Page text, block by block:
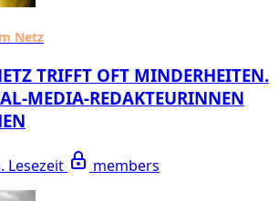
Netz
TRIFFT OFT MINDER­HEITEN.
MEDIA-REDAKTEU­RINNEN
Lesezeit members